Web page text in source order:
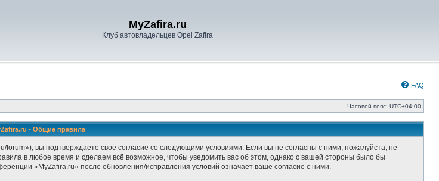
MyZafira.ru
Клуб автовладельцев Opel Zafira
FAQ
Часовой пояс: UTC+04:00
- Общие правила
вы подтверждаете своё согласие со следующими условиями. Если вы не согласны с ними, пожалуйста, не
в любое время и сделаем всё возможное, чтобы уведомить вас об этом, однако с вашей стороны было бы
«MyZafira.ru» после обновления/исправления условий означает ваше согласие с ними.